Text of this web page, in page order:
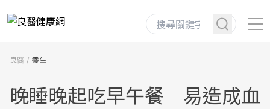
良醫 養生
晚睡晚起吃早午餐 易造成血